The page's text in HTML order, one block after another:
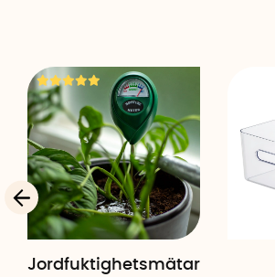
Jordfuktighetsmätar